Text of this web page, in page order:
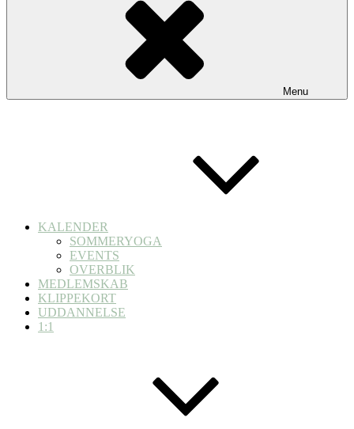
Menu
KALENDER
SOMMERYOGA
EVENTS
OVERBLIK
MEDLEMSKAB
KLIPPEKORT
UDDANNELSE
1:1